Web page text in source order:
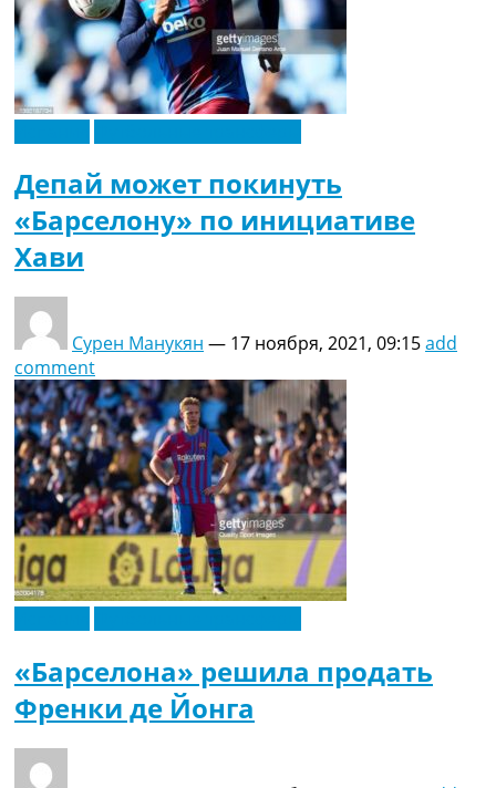
Депай может покинуть
«Барселону» по инициативе
Хави
Сурен Манукян — 17 ноября, 2021, 09:15add
comment
«Барселона» решила продать
Френки де Йонга